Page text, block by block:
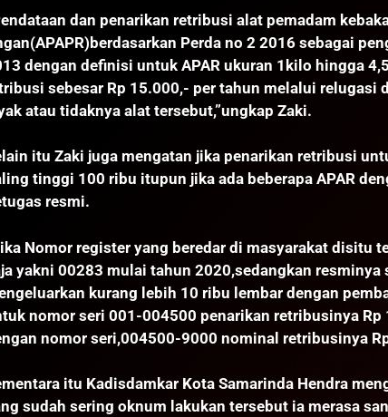
dan penarikan retribusi alat pemadam
Perda no 2 2016 sebagai
dengan definisi untuk APAR ukuran 1kilo hingga
sebesar Rp 15.000,- per tahun melalui relugasi
atau tidaknya alat tersebut,”ungkap Zaki.
itu Zaki juga mengatan jika penarikan retribusi
tinggi 100 ribu itupun jika ada beberapa APAR
resmi.
Nomor register yang beredar di masyarakat disitu
yakni 00283 mulai tahun 2020,sedangkan resminya
kurang lebih 10 ribu lembar dengan
nomor seri 001-004500 penarikan retribusinya Rp
nomor seri,004500-9000 nominal retribusinya
itu Kadisdamkar Kota Samarinda Hendra
sudah sering oknum lakukan tersebut ia merasa